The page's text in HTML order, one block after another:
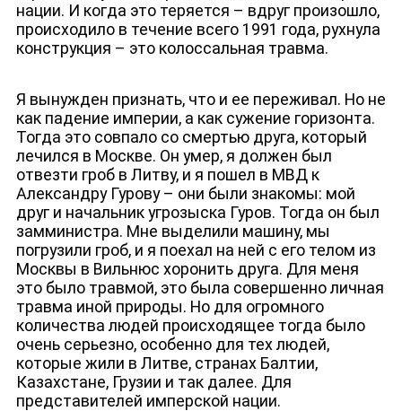
нации. И когда это теряется – вдруг произошло,
происходило в течение всего 1991 года, рухнула
конструкция – это колоссальная травма.
Я вынужден признать, что и ее переживал. Но не
как падение империи, а как сужение горизонта.
Тогда это совпало со смертью друга, который
лечился в Москве. Он умер, я должен был
отвезти гроб в Литву, и я пошел в МВД к
Александру Гурову – они были знакомы: мой
друг и начальник угрозыска Гуров. Тогда он был
замминистра. Мне выделили машину, мы
погрузили гроб, и я поехал на ней с его телом из
Москвы в Вильнюс хоронить друга. Для меня
это было травмой, это была совершенно личная
травма иной природы. Но для огромного
количества людей происходящее тогда было
очень серьезно, особенно для тех людей,
которые жили в Литве, странах Балтии,
Казахстане, Грузии и так далее. Для
представителей имперской нации.